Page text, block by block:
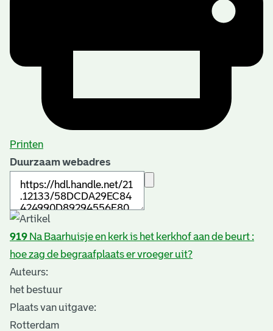
Printen
Duurzaam webadres
919 Na Baarhuisje en kerk is het kerkhof aan de beurt :
hoe zag de begraafplaats er vroeger uit?
Auteurs:
het bestuur
Plaats van uitgave:
Rotterdam